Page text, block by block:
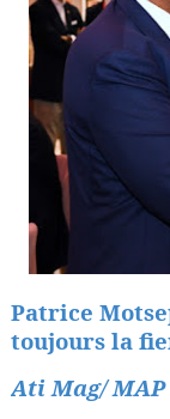
Patrice
toujours la
Ati Mag/ MAP